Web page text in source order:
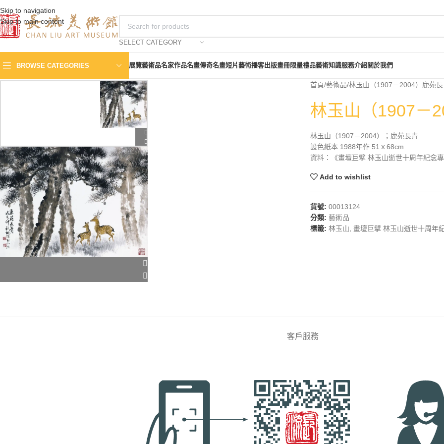
Skip to navigation
Skip to main content
SELECT CATEGORY
BROWSE CATEGORIES 展覽藝術品名家作品名畫傳奇名畫短片藝術播客出版畫冊限量禮品藝術知識服務介紹關於我們
首頁 藝術品 林玉山（1907－2004）鹿苑
林玉山（1907－
林玉山（1907－2004）；鹿苑長青
設色紙本 1988年作 51ｘ68cm
資料：《畫壇巨擘 林玉山逝世十周年紀念
Add to wishlist
貨號: 00013124
分類: 藝術品
標籤: 林玉山 畫壇巨擘 林玉山逝世十周年
客戶服務